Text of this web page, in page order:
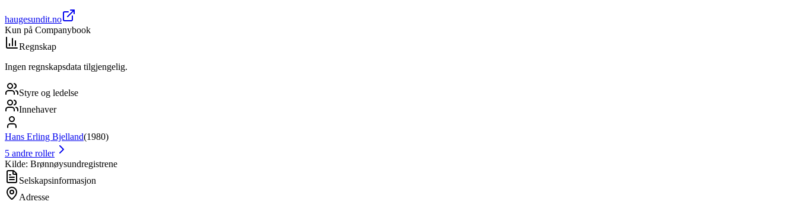
haugesundit.no
Kun på Companybook
Regnskap
Ingen regnskapsdata tilgjengelig.
Styre og ledelse
Innehaver
Hans Erling Bjelland(1980)
5 andre roller
Kilde: Brønnøysundregistrene
Selskapsinformasjon
Adresse